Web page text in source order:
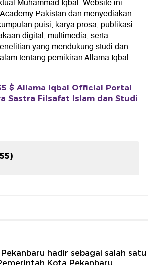
Muhammad Iqbal. Website ini
Pakistan dan menyediakan
puisi, karya prosa, publikasi
digital, multimedia, serta
yang mendukung studi dan
tentang pemikiran Allama Iqbal.
$ Allama Iqbal Official Portal
Sastra Filsafat Islam dan Studi
Pekanbaru hadir sebagai salah satu
Kota Pekanbaru